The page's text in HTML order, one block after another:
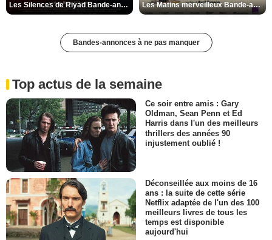
Les Silences de Riyad Bande-annonce VO STFR Les Matins merveilleux Bande-annonce VF
Bandes-annonces à ne pas manquer
Top actus de la semaine
Ce soir entre amis : Gary
Oldman, Sean Penn et Ed
Harris dans l'un des meilleurs
thrillers des années 90
injustement oublié !
Déconseillée aux moins de 16
ans : la suite de cette série
Netflix adaptée de l'un des 100
meilleurs livres de tous les
temps est disponible
aujourd'hui